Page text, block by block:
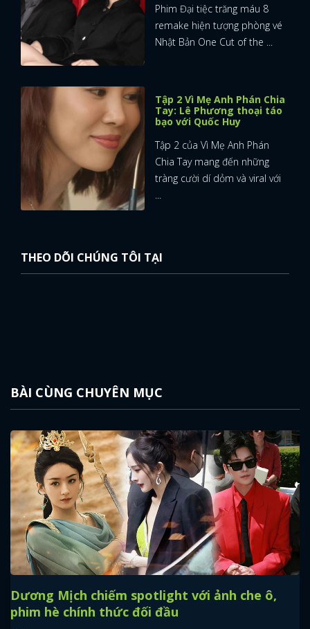
Phim Đại tiệc trăng máu 8
remake hiện tượng phòng vé
Nhật Bản One Cut of the ...
Tập 2 Vì Mẹ Anh Phán Chia
Tay: Lê Phương thoại táo
bạo với Quốc Huy
Tập 2 của Vì Mẹ Anh Phán
Chia Tay mang đến những
tràng cười dí dỏm và viral với
...
THEO DÕI CHÚNG TÔI TẠI
BÀI CÙNG CHUYÊN MỤC
Dương Mịch chiếm spotlight với ảnh che ô,
phim hè chính thức đối đầu